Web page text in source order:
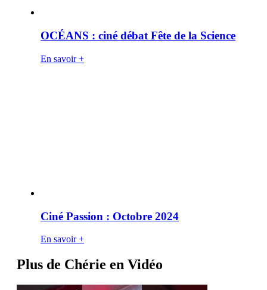
OCÉANS : ciné débat Fête de la Science
En savoir +
Ciné Passion : Octobre 2024
En savoir +
Plus de Chérie en Vidéo